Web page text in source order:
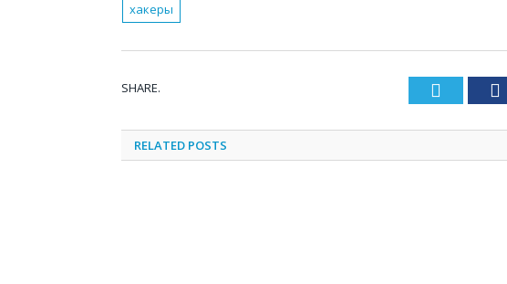
хакеры
SHARE. Twitter
RELATED POSTS